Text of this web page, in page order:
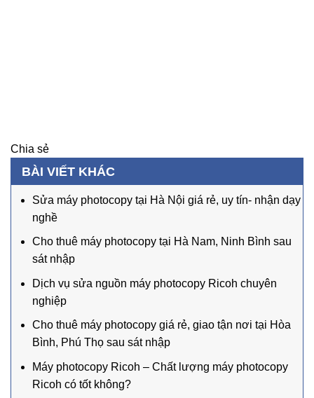
Chia sẻ
BÀI VIẾT KHÁC
Sửa máy photocopy tại Hà Nội giá rẻ, uy tín- nhận dạy
nghề
Cho thuê máy photocopy tại Hà Nam, Ninh Bình sau
sát nhập
Dịch vụ sửa nguồn máy photocopy Ricoh chuyên
nghiệp
Cho thuê máy photocopy giá rẻ, giao tận nơi tại Hòa
Bình, Phú Thọ sau sát nhập
Máy photocopy Ricoh – Chất lượng máy photocopy
Ricoh có tốt không?